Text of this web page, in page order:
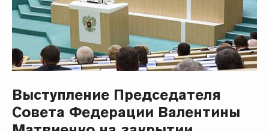
Выступление Председателя
Совета Федерации Валентины